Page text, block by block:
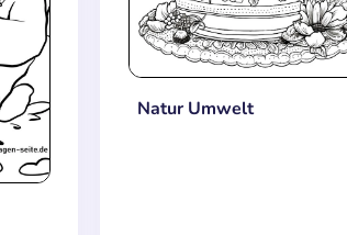
Natur Umwelt